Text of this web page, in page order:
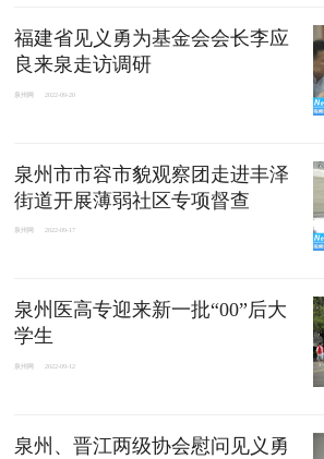
福建省见义勇为基金会会长李应
良来泉走访调研
泉州网 2022-09-20
泉州市市容市貌观察团走进丰泽
街道开展薄弱社区专项督查
泉州网 2022-09-17
泉州医高专迎来新一批“00”后大
学生
泉州网 2022-09-12
泉州、晋江两级协会慰问见义勇